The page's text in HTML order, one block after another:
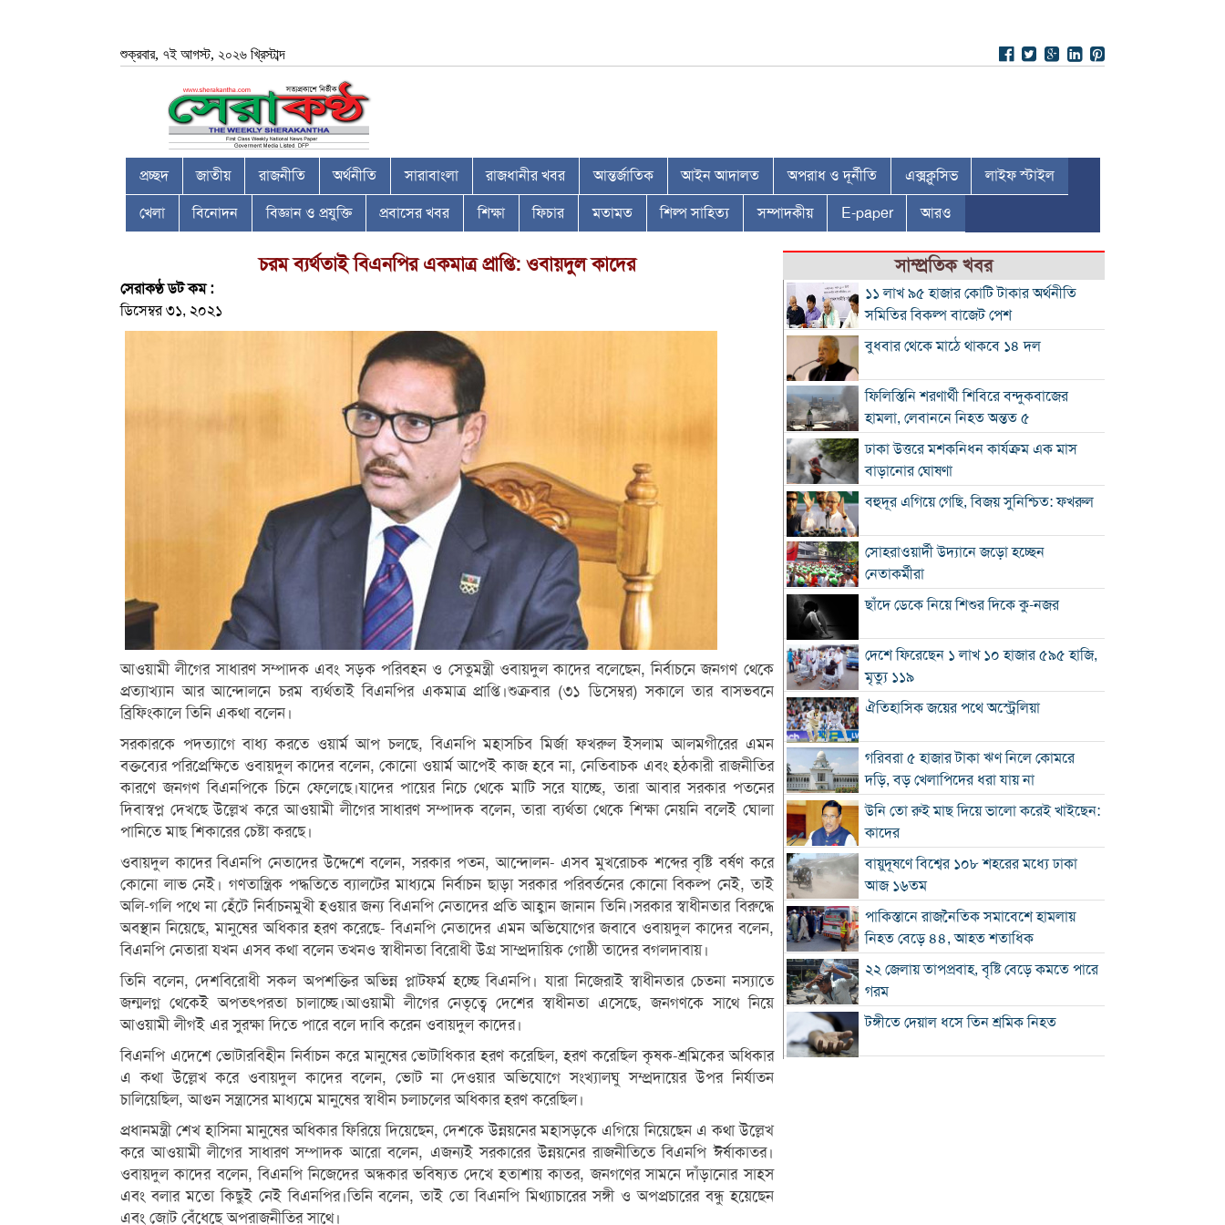
শুক্রবার, ৭ই আগস্ট, ২০২৬ খ্রিস্টাব্দ
প্রচ্ছদ জাতীয় রাজনীতি অর্থনীতি সারাবাংলা রাজধানীর খবর আন্তর্জাতিক আইন আদালত অপরাধ ও দূর্নীতি এক্সক্লুসিভ লাইফ স্টাইল
খেলা বিনোদন বিজ্ঞান ও প্রযুক্তি প্রবাসের খবর শিক্ষা ফিচার মতামত শিল্প সাহিত্য সম্পাদকীয় E-paper আরও
চরম ব্যর্থতাই বিএনপির একমাত্র প্রাপ্তি: ওবায়দুল কাদের
সেরাকণ্ঠ ডট কম :
ডিসেম্বর ৩১, ২০২১
আওয়ামী লীগের সাধারণ সম্পাদক এবং সড়ক পরিবহন ও সেতুমন্ত্রী ওবায়দুল কাদের বলেছেন, নির্বাচনে জনগণ থেকে
প্রত্যাখ্যান আর আন্দোলনে চরম ব্যর্থতাই বিএনপির একমাত্র প্রাপ্তি।শুক্রবার (৩১ ডিসেম্বর) সকালে তার বাসভবনে
ব্রিফিংকালে তিনি একথা বলেন।
সরকারকে পদত্যাগে বাধ্য করতে ওয়ার্ম আপ চলছে, বিএনপি মহাসচিব মির্জা ফখরুল ইসলাম আলমগীরের এমন
বক্তব্যের পরিপ্রেক্ষিতে ওবায়দুল কাদের বলেন, কোনো ওয়ার্ম আপেই কাজ হবে না, নেতিবাচক এবং হঠকারী রাজনীতির
কারণে জনগণ বিএনপিকে চিনে ফেলেছে।যাদের পায়ের নিচে থেকে মাটি সরে যাচ্ছে, তারা আবার সরকার পতনের
দিবাস্বপ্ন দেখছে উল্লেখ করে আওয়ামী লীগের সাধারণ সম্পাদক বলেন, তারা ব্যর্থতা থেকে শিক্ষা নেয়নি বলেই ঘোলা
পানিতে মাছ শিকারের চেষ্টা করছে।
ওবায়দুল কাদের বিএনপি নেতাদের উদ্দেশে বলেন, সরকার পতন, আন্দোলন- এসব মুখরোচক শব্দের বৃষ্টি বর্ষণ করে
কোনো লাভ নেই। গণতান্ত্রিক পদ্ধতিতে ব্যালটের মাধ্যমে নির্বাচন ছাড়া সরকার পরিবর্তনের কোনো বিকল্প নেই, তাই
অলি-গলি পথে না হেঁটে নির্বাচনমুখী হওয়ার জন্য বিএনপি নেতাদের প্রতি আহ্বান জানান তিনি।সরকার স্বাধীনতার বিরুদ্ধে
অবস্থান নিয়েছে, মানুষের অধিকার হরণ করেছে- বিএনপি নেতাদের এমন অভিযোগের জবাবে ওবায়দুল কাদের বলেন,
বিএনপি নেতারা যখন এসব কথা বলেন তখনও স্বাধীনতা বিরোধী উগ্র সাম্প্রদায়িক গোষ্ঠী তাদের বগলদাবায়।
তিনি বলেন, দেশবিরোধী সকল অপশক্তির অভিন্ন প্লাটফর্ম হচ্ছে বিএনপি। যারা নিজেরাই স্বাধীনতার চেতনা নস্যাতে
জন্মলগ্ন থেকেই অপতৎপরতা চালাচ্ছে।আওয়ামী লীগের নেতৃত্বে দেশের স্বাধীনতা এসেছে, জনগণকে সাথে নিয়ে
আওয়ামী লীগই এর সুরক্ষা দিতে পারে বলে দাবি করেন ওবায়দুল কাদের।
বিএনপি এদেশে ভোটারবিহীন নির্বাচন করে মানুষের ভোটাধিকার হরণ করেছিল, হরণ করেছিল কৃষক-শ্রমিকের অধিকার
এ কথা উল্লেখ করে ওবায়দুল কাদের বলেন, ভোট না দেওয়ার অভিযোগে সংখ্যালঘু সম্প্রদায়ের উপর নির্যাতন
চালিয়েছিল, আগুন সন্ত্রাসের মাধ্যমে মানুষের স্বাধীন চলাচলের অধিকার হরণ করেছিল।
প্রধানমন্ত্রী শেখ হাসিনা মানুষের অধিকার ফিরিয়ে দিয়েছেন, দেশকে উন্নয়নের মহাসড়কে এগিয়ে নিয়েছেন এ কথা উল্লেখ
করে আওয়ামী লীগের সাধারণ সম্পাদক আরো বলেন, এজন্যই সরকারের উন্নয়নের রাজনীতিতে বিএনপি ঈর্ষাকাতর।
ওবায়দুল কাদের বলেন, বিএনপি নিজেদের অন্ধকার ভবিষ্যত দেখে হতাশায় কাতর, জনগণের সামনে দাঁড়ানোর সাহস
এবং বলার মতো কিছুই নেই বিএনপির।তিনি বলেন, তাই তো বিএনপি মিথ্যাচারের সঙ্গী ও অপপ্রচারের বন্ধু হয়েছেন
এবং জোট বেঁধেছে অপরাজনীতির সাথে।
সাম্প্রতিক খবর
১১ লাখ ৯৫ হাজার কোটি টাকার অর্থনীতি
সমিতির বিকল্প বাজেট পেশ
বুধবার থেকে মাঠে থাকবে ১৪ দল
ফিলিস্তিনি শরণার্থী শিবিরে বন্দুকবাজের
হামলা, লেবাননে নিহত অন্তত ৫
ঢাকা উত্তরে মশকনিধন কার্যক্রম এক মাস
বাড়ানোর ঘোষণা
বহুদূর এগিয়ে গেছি, বিজয় সুনিশ্চিত: ফখরুল
সোহরাওয়ার্দী উদ্যানে জড়ো হচ্ছেন
নেতাকর্মীরা
ছাঁদে ডেকে নিয়ে শিশুর দিকে কু-নজর
দেশে ফিরেছেন ১ লাখ ১০ হাজার ৫৯৫ হাজি,
মৃত্যু ১১৯
ঐতিহাসিক জয়ের পথে অস্ট্রেলিয়া
গরিবরা ৫ হাজার টাকা ঋণ নিলে কোমরে
দড়ি, বড় খেলাপিদের ধরা যায় না
উনি তো রুই মাছ দিয়ে ভালো করেই খাইছেন:
কাদের
বায়ুদূষণে বিশ্বের ১০৮ শহরের মধ্যে ঢাকা
আজ ১৬তম
পাকিস্তানে রাজনৈতিক সমাবেশে হামলায়
নিহত বেড়ে ৪৪, আহত শতাধিক
২২ জেলায় তাপপ্রবাহ, বৃষ্টি বেড়ে কমতে পারে
গরম
টঙ্গীতে দেয়াল ধসে তিন শ্রমিক নিহত